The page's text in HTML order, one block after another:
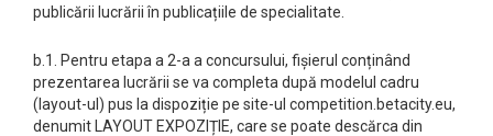
publicării lucrării în publicațiile de specialitate.
b.1. Pentru etapa a 2-a a concursului, fișierul conținând
prezentarea lucrării se va completa după modelul cadru
(layout-ul) pus la dispoziție pe site-ul competition.betacity.eu,
denumit LAYOUT EXPOZIȚIE, care se poate descărca din